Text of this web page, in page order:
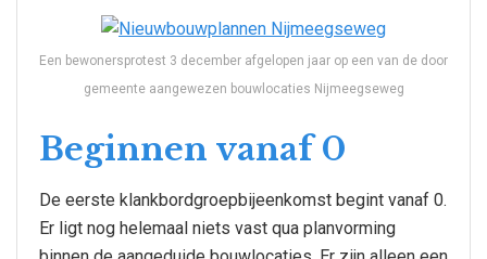
Een bewonersprotest 3 december afgelopen jaar op een van de door
gemeente aangewezen bouwlocaties Nijmeegseweg
Beginnen vanaf 0
De eerste klankbordgroepbijeenkomst begint vanaf 0.
Er ligt nog helemaal niets vast qua planvorming